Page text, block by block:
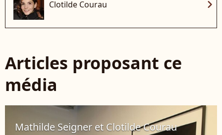
Clotilde Courau chevron_right
Articles proposant ce
média
Mathilde Seigner et Clotilde Courau